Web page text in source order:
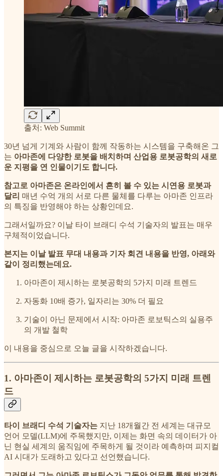
출처: Web Summit
30년 넘게 기계와 사람이 함께 작동하는 시스템을 구축해온 그
는 아마존에 다양한 로봇을 배치하며 산업용 로봇공학의 새로
운 지평을 연 인물이기도 합니다.
참고로 아마존은 온라인에서 흔히 볼 수 있는 시연용 로봇과
달리 매년 수억 개의 서로 다른 물체를 다루는 아마존 인프라
의 특징을 반영해야 하는 상황인데요.
그래서일까요? 이날 타이 브래디 수석 기술자의 발표는 매우
구체적이었습니다.
본지는 이날 발표 무대 내용과 기자 회견 내용을 반영, 아래와
같이 정리했는데요.
아마존이 제시하는 로봇공학의 5가지 미래 트렌드
자동화 10배 증가, 일자리는 30% 더 필요
기술이 아닌 문제에서 시작: 아마존 로보틱스의 실용주
의 개발 철학
이 내용을 중심으로 오늘 글을 시작하겠습니다.
1. 아마존이 제시하는 로봇공학의 5가지 미래 트렌
드
타이 브래디 수석 기술자는 지난 18개월간 전 세계는 대규모
언어 모델(LLM)에 주목했지만, 이제는 화면 속의 데이터가 아
닌 현실 세계의 움직임에 주목하게 될 것이라 예측하며 피지컬
AI 시대가 도래하고 있다고 선언했습니다.